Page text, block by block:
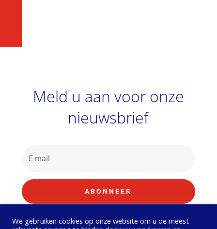
Meld u aan voor onze
nieuwsbrief
ABONNEER
We gebruiken cookies op onze website om u de meest